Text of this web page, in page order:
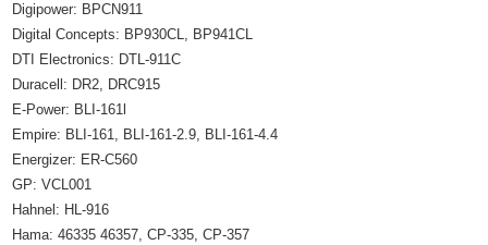
Digipower: BPCN911
Digital Concepts: BP930CL, BP941CL
DTI Electronics: DTL-911C
Duracell: DR2, DRC915
E-Power: BLI-161l
Empire: BLI-161, BLI-161-2.9, BLI-161-4.4
Energizer: ER-C560
GP: VCL001
Hahnel: HL-916
Hama: 46335 46357, CP-335, CP-357